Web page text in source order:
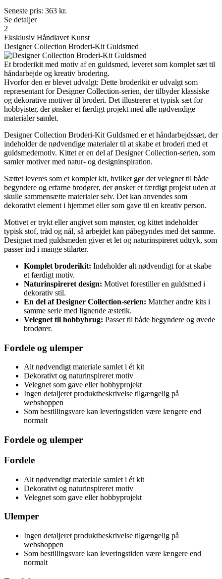
Seneste pris: 363 kr.
Se detaljer
2
Eksklusiv Håndlavet Kunst
Designer Collection Broderi-Kit Guldsmed
Et broderikit med motiv af en guldsmed, leveret som komplet sæt til
håndarbejde og kreativ brodering.
Hvorfor den er blevet udvalgt: Dette broderikit er udvalgt som
repræsentant for Designer Collection-serien, der tilbyder klassiske
og dekorative motiver til broderi. Det illustrerer et typisk sæt for
hobbyister, der ønsker et færdigt projekt med alle nødvendige
materialer samlet.
Designer Collection Broderi-Kit Guldsmed er et håndarbejdssæt, der
indeholder de nødvendige materialer til at skabe et broderi med et
guldsmedemotiv. Kittet er en del af Designer Collection-serien, som
samler motiver med natur- og designinspiration.
Sættet leveres som et komplet kit, hvilket gør det velegnet til både
begyndere og erfarne brodører, der ønsker et færdigt projekt uden at
skulle sammensætte materialer selv. Det kan anvendes som
dekorativt element i hjemmet eller som gave til en kreativ person.
Motivet er trykt eller angivet som mønster, og kittet indeholder
typisk stof, tråd og nål, så arbejdet kan påbegyndes med det samme.
Designet med guldsmeden giver et let og naturinspireret udtryk, som
passer ind i mange stilarter.
Komplet broderikit: Indeholder alt nødvendigt for at skabe
et færdigt motiv.
Naturinspireret design: Motivet forestiller en guldsmed i
dekorativ stil.
En del af Designer Collection-serien: Matcher andre kits i
samme serie med lignende æstetik.
Velegnet til hobbybrug: Passer til både begyndere og øvede
brodører.
Fordele og ulemper
Alt nødvendigt materiale samlet i ét kit
Dekorativt og naturinspireret motiv
Velegnet som gave eller hobbyprojekt
Ingen detaljeret produktbeskrivelse tilgængelig på
webshoppen
Som bestillingsvare kan leveringstiden være længere end
normalt
Fordele og ulemper
Fordele
Alt nødvendigt materiale samlet i ét kit
Dekorativt og naturinspireret motiv
Velegnet som gave eller hobbyprojekt
Ulemper
Ingen detaljeret produktbeskrivelse tilgængelig på
webshoppen
Som bestillingsvare kan leveringstiden være længere end
normalt